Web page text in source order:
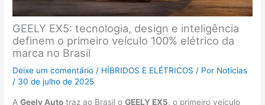
GEELY EX5: tecnologia, design e inteligência
definem o primeiro veículo 100% elétrico da
marca no Brasil
Deixe um comentário / HÍBRIDOS E ELÉTRICOS / Por Noticias
/ 30 de julho de 2025
AGeely Auto traz ao Brasil oGEELY EX5, o primeiro veículo